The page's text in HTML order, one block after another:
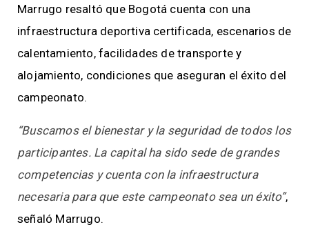
Marrugo resaltó que Bogotá cuenta con una
infraestructura deportiva certificada, escenarios de
calentamiento, facilidades de transporte y
alojamiento, condiciones que aseguran el éxito del
campeonato.
“Buscamos el bienestar y la seguridad de todos los
participantes. La capital ha sido sede de grandes
competencias y cuenta con la infraestructura
necesaria para que este campeonato sea un éxito”,
señaló Marrugo.